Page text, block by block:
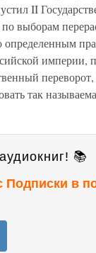
II
выборам
так
📚
Подписки в